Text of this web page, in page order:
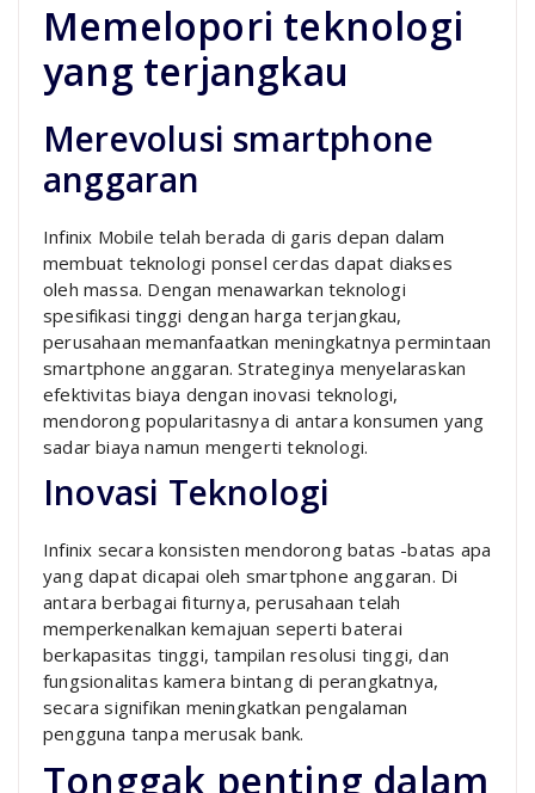
Memelopori teknologi
yang terjangkau
Merevolusi smartphone
anggaran
Infinix Mobile telah berada di garis depan dalam
membuat teknologi ponsel cerdas dapat diakses
oleh massa. Dengan menawarkan teknologi
spesifikasi tinggi dengan harga terjangkau,
perusahaan memanfaatkan meningkatnya permintaan
smartphone anggaran. Strateginya menyelaraskan
efektivitas biaya dengan inovasi teknologi,
mendorong popularitasnya di antara konsumen yang
sadar biaya namun mengerti teknologi.
Inovasi Teknologi
Infinix secara konsisten mendorong batas -batas apa
yang dapat dicapai oleh smartphone anggaran. Di
antara berbagai fiturnya, perusahaan telah
memperkenalkan kemajuan seperti baterai
berkapasitas tinggi, tampilan resolusi tinggi, dan
fungsionalitas kamera bintang di perangkatnya,
secara signifikan meningkatkan pengalaman
pengguna tanpa merusak bank.
Tonggak penting dalam